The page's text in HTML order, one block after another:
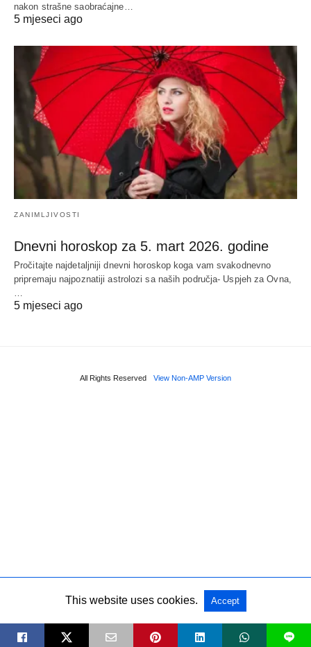
nakon strašne saobraćajne…
5 mjeseci ago
ZANIMLJIVOSTI
Dnevni horoskop za 5. mart 2026. godine
Pročitajte najdetaljniji dnevni horoskop koga vam svakodnevno
pripremaju najpoznatiji astrolozi sa naših područja- Uspjeh za Ovna,
…
5 mjeseci ago
All Rights Reserved View Non-AMP Version
L
This website uses cookies. Accept